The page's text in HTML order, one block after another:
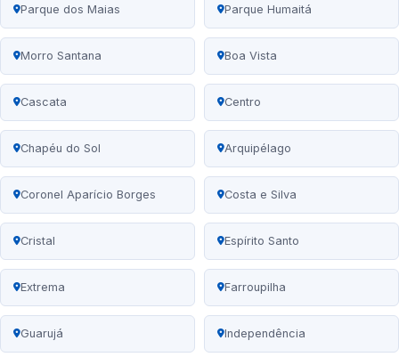
Parque dos Maias Parque Humaitá
Morro Santana Boa Vista
Cascata Centro
Chapéu do Sol Arquipélago
Coronel Aparício Borges Costa e Silva
Cristal Espírito Santo
Extrema Farroupilha
Guarujá Independência